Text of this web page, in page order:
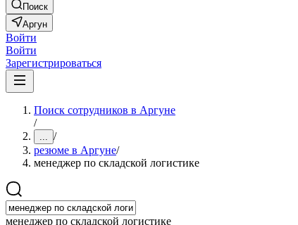
Поиск
Аргун
Войти
Войти
Зарегистрироваться
Поиск сотрудников в Аргуне
/
... /
резюме в Аргуне/
менеджер по складской логистике
менеджер по складской логистике